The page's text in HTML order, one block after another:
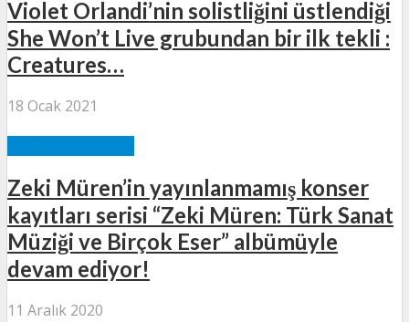
Violet Orlandi’nin solistliğini üstlendiği
She Won’t Live grubundan bir ilk tekli :
Creatures…
18 Ocak 2021
Zeki Müren’in yayınlanmamış konser
kayıtları serisi “Zeki Müren: Türk Sanat
Müziği ve Birçok Eser” albümüyle
devam ediyor!
11 Aralık 2020